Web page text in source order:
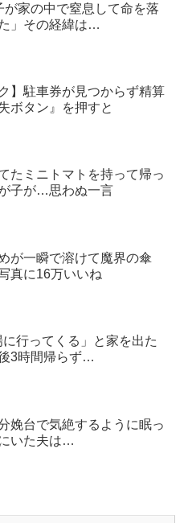
が家の中で窒息して命を落
」その経緯は…
】駐車券が見つからず精算
ボタン』を押すと
たミニトマトを持って帰っ
子が…思わぬ一言
が一瞬で溶けて魔界の傘
真に16万いいね
に行ってくる」と家を出た
3時間帰らず…
娩台で気絶するように眠っ
いた夫は…